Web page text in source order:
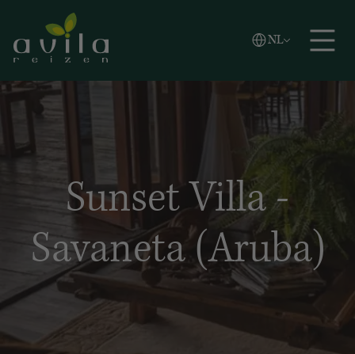
Zoeken
NL
Vlaams
English
Sunset Villa -
Savaneta (Aruba)